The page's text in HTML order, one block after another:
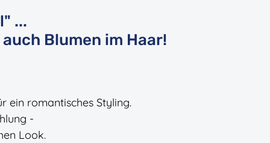
...
Blumen im Haar!
ein romantisches Styling.
-
Look.